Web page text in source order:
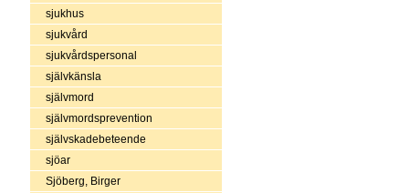
sjukhus
sjukvård
sjukvårdspersonal
självkänsla
självmord
självmordsprevention
självskadebeteende
sjöar
Sjöberg, Birger